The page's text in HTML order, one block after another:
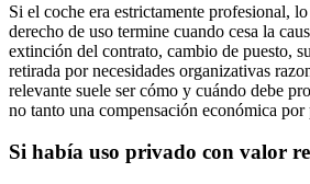
Si el coche era estrictamente profesional,
derecho de uso termine cuando cesa la
extinción del contrato, cambio de puesto,
retirada por necesidades organizativas
relevante suele ser cómo y cuándo debe
no tanto una compensación económica
Si había uso privado con valor